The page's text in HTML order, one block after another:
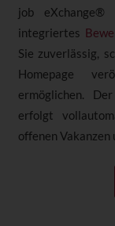
job
integriertes
Sie zuverlässig,
Homepage
ermöglichen.
erfolgt
offenen Vakanzen